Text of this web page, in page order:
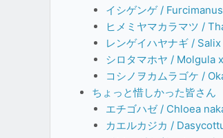
イシゲンゲ /
ヒメミヤマカラマツ /
レンゲイハヤナギ /
シロタマホヤ / Molgula
コシノヲカムラゴケ /
ちょっと惜しかった皆さん
エチゴハゼ / Chloea
カエルカジカ /